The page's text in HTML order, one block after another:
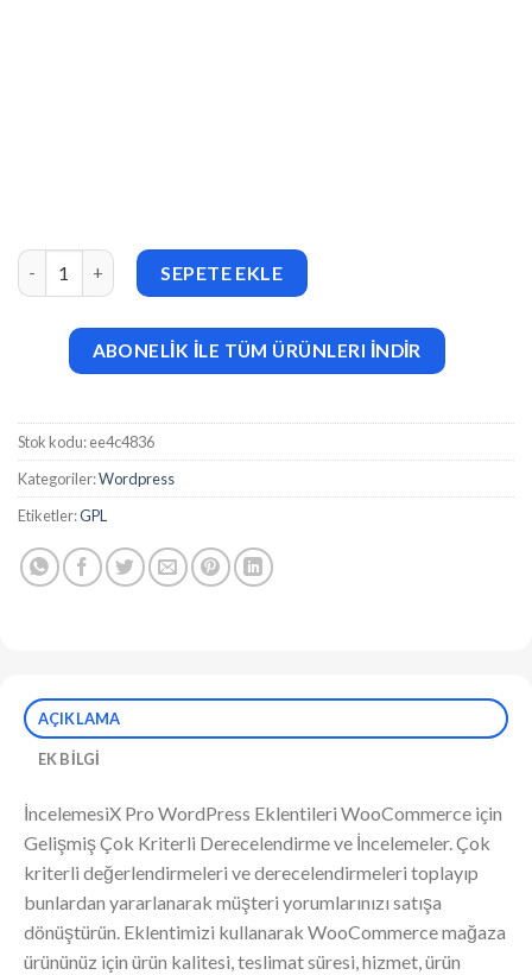
ReviewX Pro WordPress Plugins v1.4.7 adet
SEPETE EKLE
ABONELİK İLE TÜM ÜRÜNLERI İNDİR
Stok kodu:ee4c4836
Kategoriler:Wordpress
Etiketler:GPL
AÇIKLAMA
EK BILGI
İncelemesiX Pro WordPress Eklentileri WooCommerce için
Gelişmiş Çok Kriterli Derecelendirme ve İncelemeler. Çok
kriterli değerlendirmeleri ve derecelendirmeleri toplayıp
bunlardan yararlanarak müşteri yorumlarınızı satışa
dönüştürün. Eklentimizi kullanarak WooCommerce mağaza
ürününüz için ürün kalitesi, teslimat süresi, hizmet, ürün